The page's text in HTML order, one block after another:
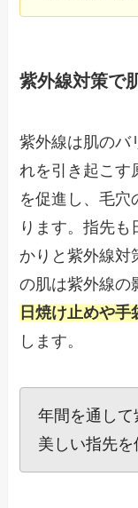
紫外線対策で
紫外線は肌のバ
れを引き起こす
を促進し、毛穴
ります。指先
かりと紫外線対
の肌は紫外線の
日焼け止めや手
します。
年間を通して
美しい指先を